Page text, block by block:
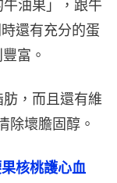
油果」，跟牛
還有充分的蛋
富。
，而且還有維
除壞膽固醇。
核桃護心血